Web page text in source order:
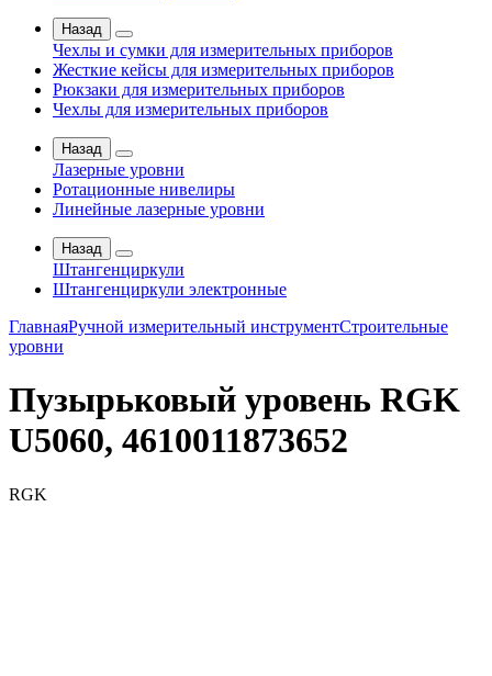
Назад
Чехлы и сумки для измерительных приборов
Жесткие кейсы для измерительных приборов
Рюкзаки для измерительных приборов
Чехлы для измерительных приборов
Назад
Лазерные уровни
Ротационные нивелиры
Линейные лазерные уровни
Назад
Штангенциркули
Штангенциркули электронные
ГлавнаяРучной измерительный инструментСтроительные
уровни
Пузырьковый уровень RGK
U5060, 4610011873652
RGK